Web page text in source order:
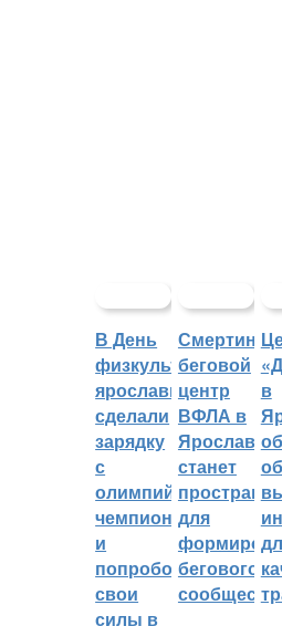
В День
физкультурника
ярославцы
сделали
зарядку
с
олимпийским
чемпионом
и
попробовали
свои
силы в
Смертин:
беговой
центр
ВФЛА в
Ярославле
станет
для
бегового
в